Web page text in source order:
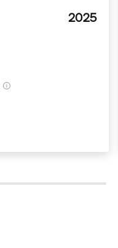
2025